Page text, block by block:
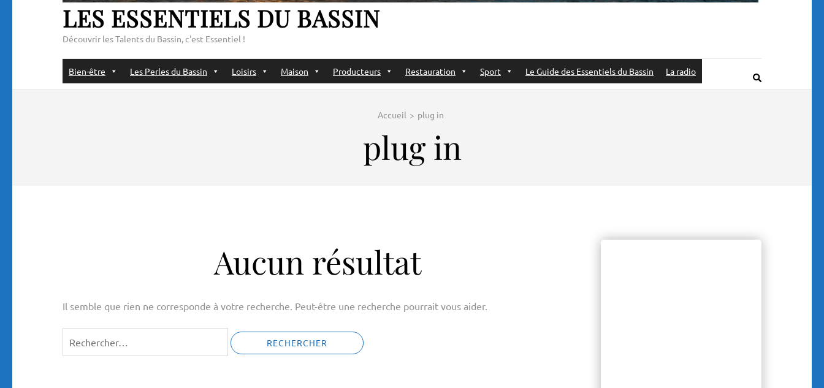
LES ESSENTIELS DU BASSIN
Découvrir les Talents du Bassin, c'est Essentiel !
Bien-être Les Perles du Bassin Loisirs Maison Producteurs Restauration Sport Le Guide des Essentiels du Bassin La radio
Accueil > plug in
plug in
Aucun résultat
Il semble que rien ne corresponde à votre recherche. Peut-être une recherche pourrait vous aider.